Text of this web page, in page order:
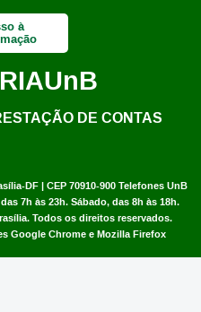
ocorrências/ausências não
DF | CEP 70910-900 Telefones UnB
7h às 23h. Sábado, das 8h às 18h.
. Todos os direitos reservados.
Google Chrome e Mozilla Firefox
à
UnB
DE CONTAS